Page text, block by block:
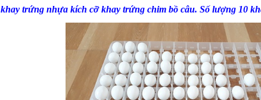
khay trứng nhựa kích cỡ khay trứng chim bồ câu. Số lượng 10